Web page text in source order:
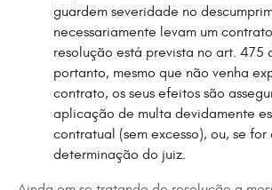
guardem severidade no
necessariamente levam um
resolução está prevista no art. 475
portanto, mesmo que não venha
contrato, os seus efeitos são
aplicação de multa devidamente
contratual (sem excesso), ou, se for
determinação do juiz.